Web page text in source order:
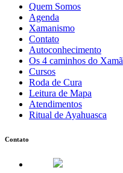
Quem Somos
Agenda
Xamanismo
Contato
Autoconhecimento
Os 4 caminhos do Xamã
Cursos
Roda de Cura
Leitura de Mapa
Atendimentos
Ritual de Ayahuasca
Contato